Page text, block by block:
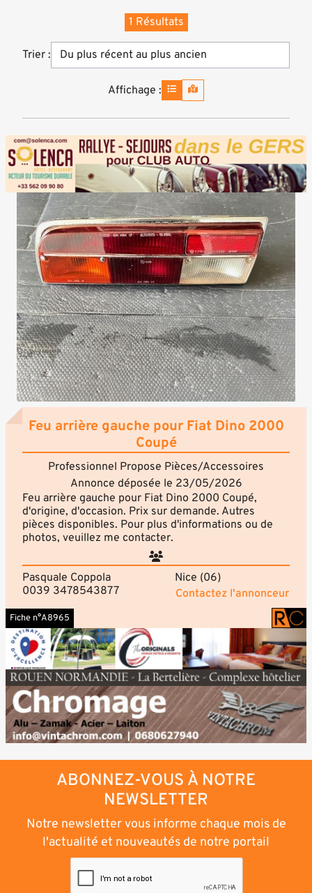
Trier :
1 Résultats
Affichage :
Feu arrière gauche pour Fiat Dino 2000
Coupé
Professionnel Propose Pièces/Accessoires
Annonce déposée le 23/05/2026
Feu arrière gauche pour Fiat Dino 2000 Coupé,
d'origine, d'occasion. Prix sur demande. Autres
pièces disponibles. Pour plus d'informations ou de
photos, veuillez me contacter.
Pasquale Coppola
0039 3478543877
Nice (06)
Contactez l'annonceur
Fiche n°A8965
ABONNEZ-VOUS À NOTRE
NEWSLETTER
Notre newsletter vous informe chaque mois de
l'actualité et nouveautés de notre portail